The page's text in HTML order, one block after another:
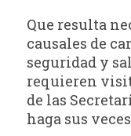
Que resulta
causales de
seguridad y
requieren
de las
haga sus